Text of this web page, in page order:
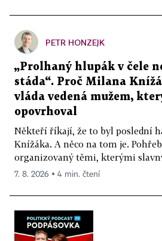
PETR HONZEJK
„Prolhaný hlupák v čele
stáda“. Proč Milana
vláda vedená mužem,
opovrhoval
Někteří říkají, že to byl poslední
Knížáka. A něco na tom je.
organizovaný těmi, kterými
7. 8. 2026 ▪ 4 min. čtení